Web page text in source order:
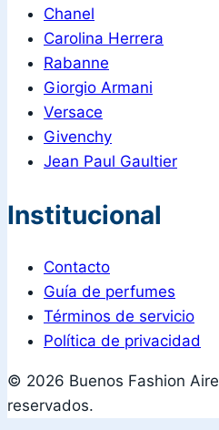
Chanel
Carolina Herrera
Rabanne
Giorgio Armani
Versace
Givenchy
Jean Paul Gaultier
Institucional
Contacto
Guía de perfumes
Términos de servicio
Política de privacidad
© 2026 Buenos Fashion
reservados.